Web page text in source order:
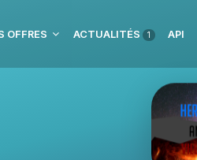
OFFRES ACTUALITÉS 1 API